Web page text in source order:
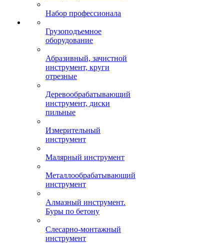
Набор профессионала
Грузоподъемное
оборудование
Абразивный, зачистной
инструмент, круги
отрезные
Деревообрабатывающий
инструмент, диски
пильные
Измерительный
инструмент
Малярный инструмент
Металлообрабатывающий
инструмент
Алмазный инструмент.
Буры по бетону
Слесарно-монтажный
инструмент